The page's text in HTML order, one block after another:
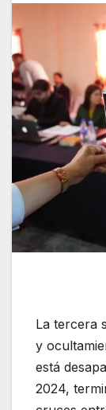
La tercera
y
está
2024,